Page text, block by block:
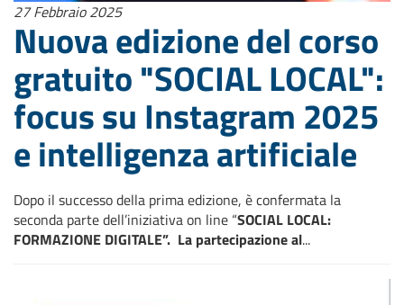
27 Febbraio 2025
Nuova edizione del corso
gratuito "SOCIAL LOCAL":
focus su Instagram 2025
e intelligenza artificiale
Dopo il successo della prima edizione, è confermata la
seconda parte dell’iniziativa on line “SOCIAL LOCAL:
FORMAZIONE DIGITALE”. La partecipazione al...